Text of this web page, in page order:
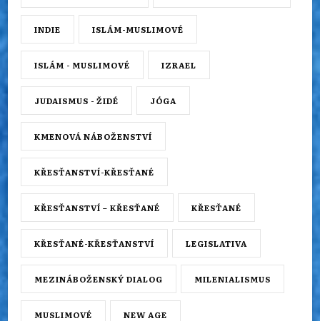
INDIE ISLÁM-MUSLIMOVÉ
ISLÁM - MUSLIMOVÉ IZRAEL
JUDAISMUS - ŽIDÉ JÓGA
KMENOVÁ NÁBOŽENSTVÍ
KŘESŤANSTVÍ-KŘESŤANÉ
KŘESŤANSTVÍ – KŘESŤANÉ KŘESŤANÉ
KŘESŤANÉ-KŘESŤANSTVÍ LEGISLATIVA
MEZINÁBOŽENSKÝ DIALOG MILENIALISMUS
MUSLIMOVÉ NEW AGE